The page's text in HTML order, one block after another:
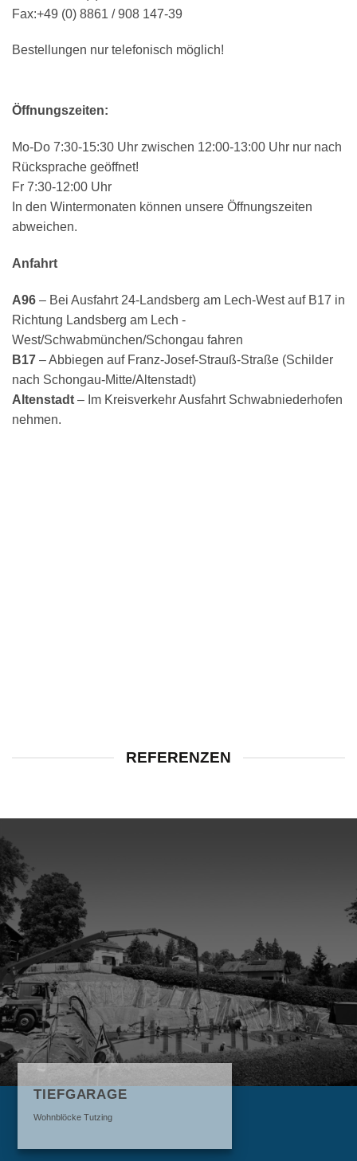
Fax:+49 (0) 8861 / 908 147-39
Bestellungen nur telefonisch möglich!
Öffnungszeiten:
Mo-Do 7:30-15:30 Uhr zwischen 12:00-13:00 Uhr nur nach
Rücksprache geöffnet!
Fr 7:30-12:00 Uhr
In den Wintermonaten können unsere Öffnungszeiten
abweichen.
Anfahrt
A96 – Bei Ausfahrt 24-Landsberg am Lech-Westauf B17 in
Richtung Landsberg am Lech -
West/Schwabmünchen/Schongau fahren
B17 –Abbiegen auf Franz-Josef-Strauß-Straße (Schilder
nach Schongau-Mitte/Altenstadt)
Altenstadt – Im KreisverkehrAusfahrt Schwabniederhofen
nehmen.
REFERENZEN
TIEFGARAGE
Wohnblöcke Tutzing